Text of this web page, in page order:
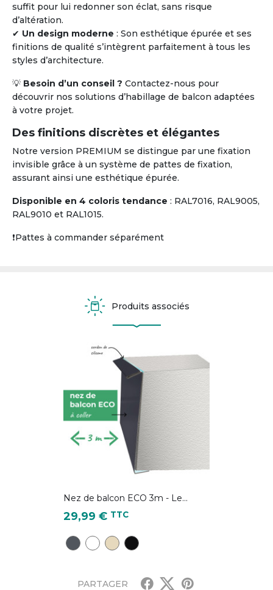
suffit pour lui redonner son éclat, sans risque
d’altération.
✔ Un design moderne : Son esthétique épurée et ses
finitions de qualité s’intègrent parfaitement à tous les
styles d’architecture.
💡 Besoin d’un conseil ? Contactez-nous pour
découvrir nos solutions d’habillage de balcon adaptées
à votre projet.
Des finitions discrètes et élégantes
Notre version PREMIUM se distingue par une fixation
invisible grâce à un système de pattes de fixation,
assurant ainsi une esthétique épurée.
Disponible en 4 coloris tendance : RAL7016, RAL9005,
RAL9010 et RAL1015.
❗Pattes à commander séparément
Produits associés
Nez de balcon ECO 3m - Le...
Prix
29,99 € TTC
Gris Anthracite - RAL 7016
Blanc pur - RAL 9010
Ivoire clair - RAL 1015
Noir foncé - RAL 9005
PARTAGER